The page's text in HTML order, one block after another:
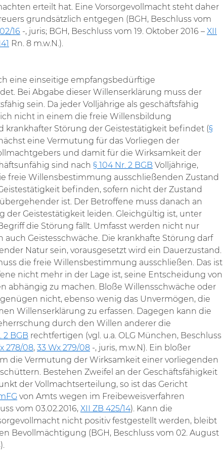
erteilt hat. Eine Vorsorgevollmacht steht daher
grundsätzlich entgegen (BGH, Beschluss vom
16 -, juris; BGH, Beschluss vom 19. Oktober 2016 – XII
Rn. 8 m.w.N.).
eine einseitige empfangsbedürftige
Bei Abgabe dieser Willenserklärung muss der
sein. Da jeder Volljährige als geschäftsfähig
nicht in einem die freie Willensbildung
krankhafter Störung der Geistestätigkeit befindet (§
eine Vermutung für das Vorliegen der
und damit für die Wirksamkeit der
sind nach § 104 Nr. 2 BGB Volljährige,
freie Willensbestimmung ausschließenden Zustand
befinden, sofern nicht der Zustand
ist. Der Betroffene muss danach an
der Geistestätigkeit leiden. Gleichgültig ist, unter
die Störung fällt. Umfasst werden nicht nur
auch Geistesschwäche. Die krankhafte Störung darf
Natur sein, vorausgesetzt wird ein Dauerzustand.
die freie Willensbestimmung ausschließen. Das ist
nicht mehr in der Lage ist, seine Entscheidung von
abhängig zu machen. Bloße Willensschwäche oder
nicht, ebenso wenig das Unvermögen, die
Willenserklärung zu erfassen. Dagegen kann die
durch den Willen anderer die
2 BGB rechtfertigen (vgl. u.a. OLG München, Beschluss
278/08, 33 Wx 279/08 -, juris, m.w.N). Ein bloßer
die Vermutung der Wirksamkeit einer vorliegenden
Bestehen Zweifel an der Geschäftsfähigkeit
der Vollmachtserteilung, so ist das Gericht
von Amts wegen im Freibeweisverfahren
vom 03.02.2016, XII ZB 425/14). Kann die
nicht positiv festgestellt werden, bleibt
Bevollmächtigung (BGH, Beschluss vom 02. August